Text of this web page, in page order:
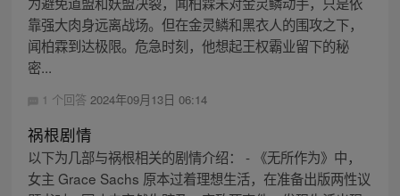
靠强大肉身远离战场。但在金灵鳞和黑衣人的围攻之下，
闻柏霖到达极限。危急时刻，他想起王权霸业留下的秘
密...
1 个回答 2024年09月13日 06:14
祸根剧情
以下为几部与祸根相关的剧情介绍： - 《无所作为》中，
女主 Grace Sachs 原本过着理想生活，在准备出版两性议